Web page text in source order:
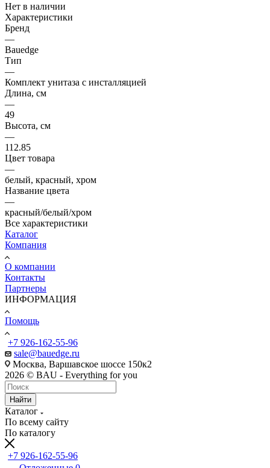
Нет в наличии
Характеристики
Бренд
—
Bauedge
Тип
—
Комплект унитаза c инсталляцией
Длина, см
—
49
Высота, см
—
112.85
Цвет товара
—
белый, красный, хром
Название цвета
—
красный/белый/хром
Все характеристики
Каталог
Компания
О компании
Контакты
Партнеры
ИНФОРМАЦИЯ
Помощь
+7 926-162-55-96
sale@bauedge.ru
Москва, Варшавское шоссе 150к2
2026 © BAU - Everything for you
Найти
Каталог
По всему сайту
По каталогу
+7 926-162-55-96